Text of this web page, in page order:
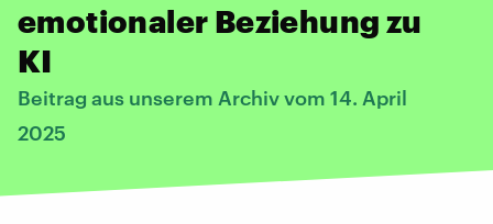
emotionaler Beziehung zu
KI
Beitrag aus unserem Archiv vom 14. April
2025